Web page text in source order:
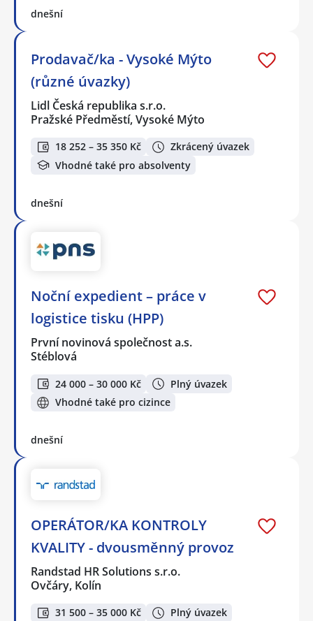
dnešní
Prodavač/ka - Vysoké Mýto
(různé úvazky)
Lidl Česká republika s.r.o.
Pražské Předměstí, Vysoké Mýto
18 252 – 35 350 Kč
Zkrácený úvazek
Vhodné také pro absolventy
dnešní
Noční expedient – práce v
logistice tisku (HPP)
První novinová společnost a.s.
Stéblová
24 000 – 30 000 Kč
Plný úvazek
Vhodné také pro cizince
dnešní
OPERÁTOR/KA KONTROLY
KVALITY - dvousměnný provoz
Randstad HR Solutions s.r.o.
Ovčáry, Kolín
31 500 – 35 000 Kč
Plný úvazek